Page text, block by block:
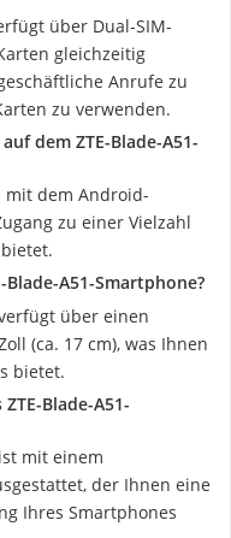
über Dual-SIM-
gleichzeitig
Anrufe zu
zu verwenden.
dem ZTE-Blade-A51-
mit dem Android-
zu einer Vielzahl
A51-Smartphone?
über einen
(ca. 17 cm), was Ihnen
bietet.
Blade-A51-
mit einem
der Ihnen eine
Ihres Smartphones